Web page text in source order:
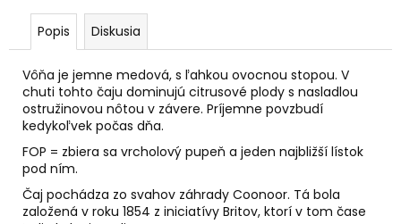
Popis Diskusia
Vôňa je jemne medová, s ľahkou ovocnou stopou. V
chuti tohto čaju dominujú citrusové plody s nasladlou
ostružinovou nôtou v závere. Príjemne povzbudí
kedykoľvek počas dňa.
FOP = zbiera sa vrcholový pupeň a jeden najbližší lístok
pod ním.
Čaj pochádza zo svahov záhrady Coonoor. Tá bola
založená v roku 1854 z iniciatívy Britov, ktorí v tom čase
ú
č
a
m
e
LEV
-
SVIEČKA